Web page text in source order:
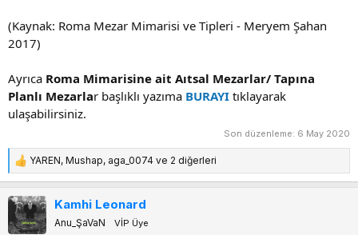
(Kaynak: Roma Mezar Mimarisi ve Tipleri - Meryem Şahan
2017)
Ayrıca Roma Mimarisine ait Aıtsal Mezarlar/ Tapına
Planlı Mezarlar başlıklı yazıma BURAYI tıklayarak
ulaşabilirsiniz.
Son düzenleme: 6 May 2020
T
e
p
k
i
YAREN, Mushap, aga_0074 ve 2 diğerleri
Kamhi Leonard
Anu_ŞaVaN VİP Üye